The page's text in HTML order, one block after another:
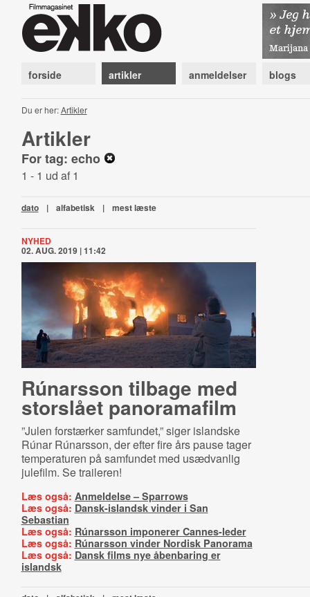
forside artikler anmeldelser blogs
Du er her:Artikler
Artikler
For tag: echo
1 - 1 ud af 1
dato | alfabetisk | mest læste
NYHED
02. AUG. 2019 | 11:42
Rúnarsson tilbage med
storslået panoramafilm
”Julen forstærker samfundet,” siger islandske
Rúnar Rúnarsson, der efter fire års pause tager
temperaturen på samfundet med usædvanlig
julefilm. Se traileren!
Læs også: Anmeldelse – Sparrows
Læs også: Dansk-islandsk vinder i San
Sebastian
Læs også: Rúnarsson imponerer Cannes-leder
Læs også: Rúnarsson vinder Nordisk Panorama
Læs også: Dansk films nye åbenbaring er
islandsk